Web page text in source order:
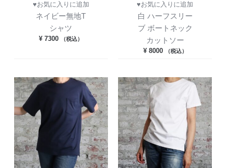
♥お気に入りに追加
ネイビー無地T
シャツ
¥ 7300 （税込）
♥お気に入りに追加
白 ハーフスリー
ブ ボートネック
カットソー
¥8000 （税込）